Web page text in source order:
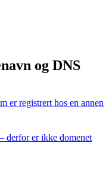
og DNS
er registrert hos en annen
er ikke domenet